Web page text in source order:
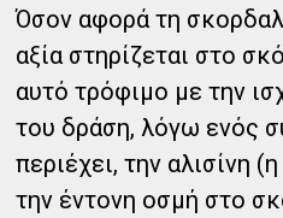
Όσον αφορά τη
αξία στηρίζεται στο
αυτό τρόφιμο με την
του δράση, λόγω ενός
περιέχει, την αλισίνη
την έντονη οσμή στο